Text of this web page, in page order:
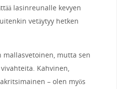
lasinreunalle kevyen
vetäytyy hetken
mutta sen
Kahvinen,
– olen myös